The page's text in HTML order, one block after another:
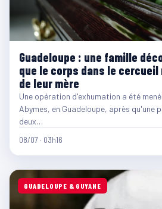
Guadeloupe : une famille
que le corps dans le cercueil
de leur mère
Une opération d'exhumation a été
Abymes, en Guadeloupe, après qu'une
deux…
08/07 · 03h16
GUADELOUPE & GUYANE